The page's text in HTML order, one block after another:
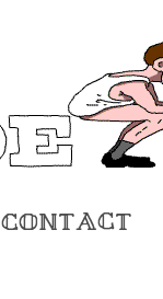
Contact